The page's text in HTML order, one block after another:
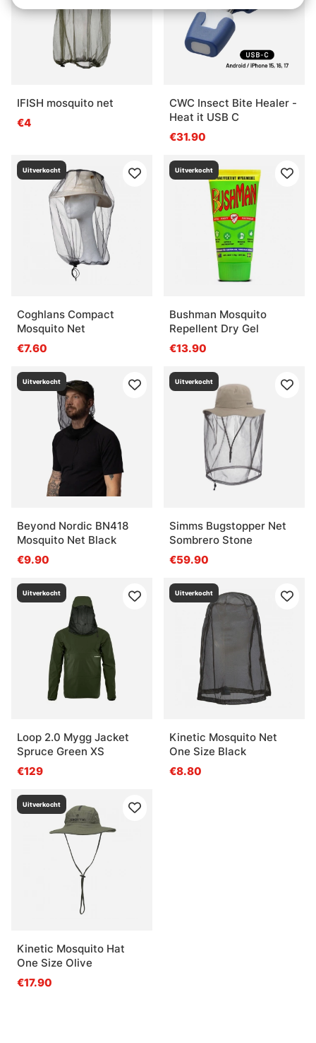
IFISH mosquito net
€4
CWC Insect Bite Healer -
Heat it USB C
€31.90
Uitverkocht
Coghlans Compact
Mosquito Net
€7.60
Uitverkocht
Bushman Mosquito
Repellent Dry Gel
€13.90
Uitverkocht
Beyond Nordic BN418
Mosquito Net Black
€9.90
Uitverkocht
Simms Bugstopper Net
Sombrero Stone
€59.90
Uitverkocht
Loop 2.0 Mygg Jacket
Spruce Green XS
€129
Uitverkocht
Kinetic Mosquito Net
One Size Black
€8.80
Uitverkocht
Kinetic Mosquito Hat
One Size Olive
€17.90